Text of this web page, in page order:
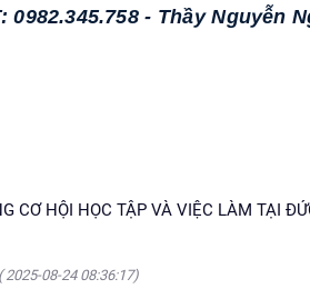
- Thầy Nguyễn
CƠ HỘI HỌC TẬP VÀ VIỆC LÀM TẠI
( 2025-08-24 08:36:17)